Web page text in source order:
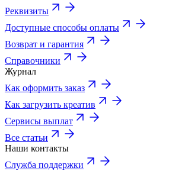
Реквизиты
Доступные способы оплаты
Возврат и гарантия
Справочники
Журнал
Как оформить заказ
Как загрузить креатив
Сервисы выплат
Все статьи
Наши контакты
Служба поддержки